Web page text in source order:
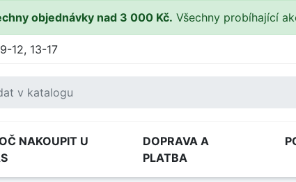
objednávky nad 3 000 Kč. Všechny probíhající
12, 13-17
NAKOUPIT U
DOPRAVA A
PLATBA